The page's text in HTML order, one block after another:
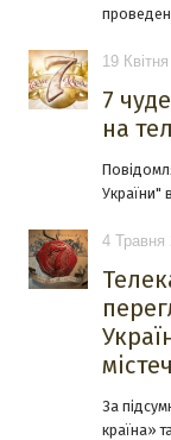
19
7
на
України"
4 Травня
За
країна»